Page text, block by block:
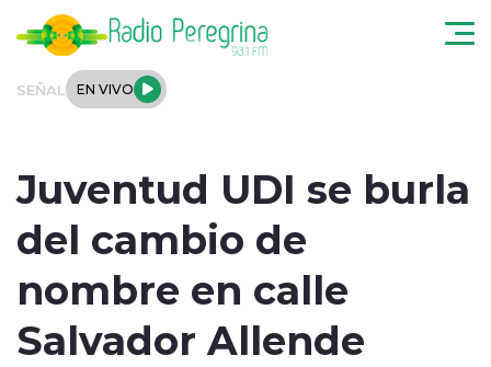
SEÑAL EN VIVO
Podcast
Juventud UDI se burla
del cambio de
nombre en calle
Salvador Allende